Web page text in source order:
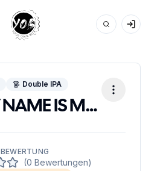
Your Own Beer
Double IPA
HELLO MY NAME IS METTE-MARIT
BEWERTUNG
(0 Bewertungen)